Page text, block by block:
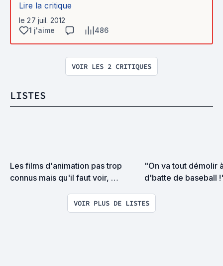
Lire la critique
le 27 juil. 2012
1 j'aime
486
VOIR LES 2 CRITIQUES
LISTES
Les films d'animation pas trop
connus mais qu'il faut voir,
"On va tout démolir
d'batte de baseball
VOIR PLUS DE LISTES